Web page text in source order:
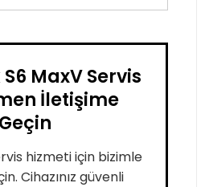
MaxV Servis
İletişime
Geçin
hizmeti için bizimle
Cihazınız güvenli